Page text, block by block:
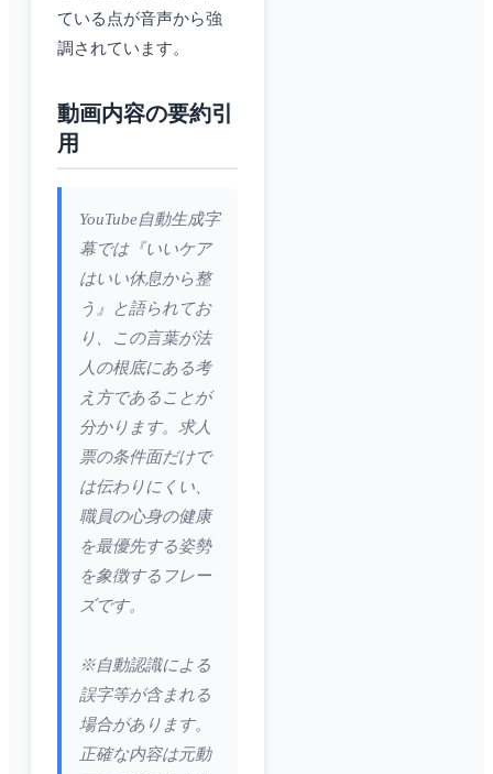
ている点が音声から強
調されています。
動画内容の要約引
用
YouTube自動生成字
幕では『いいケア
はいい休息から整
う』と語られてお
り、この言葉が法
人の根底にある考
え方であることが
分かります。求人
票の条件面だけで
は伝わりにくい、
職員の心身の健康
を最優先する姿勢
を象徴するフレー
ズです。
※自動認識による
誤字等が含まれる
場合があります。
正確な内容は元動